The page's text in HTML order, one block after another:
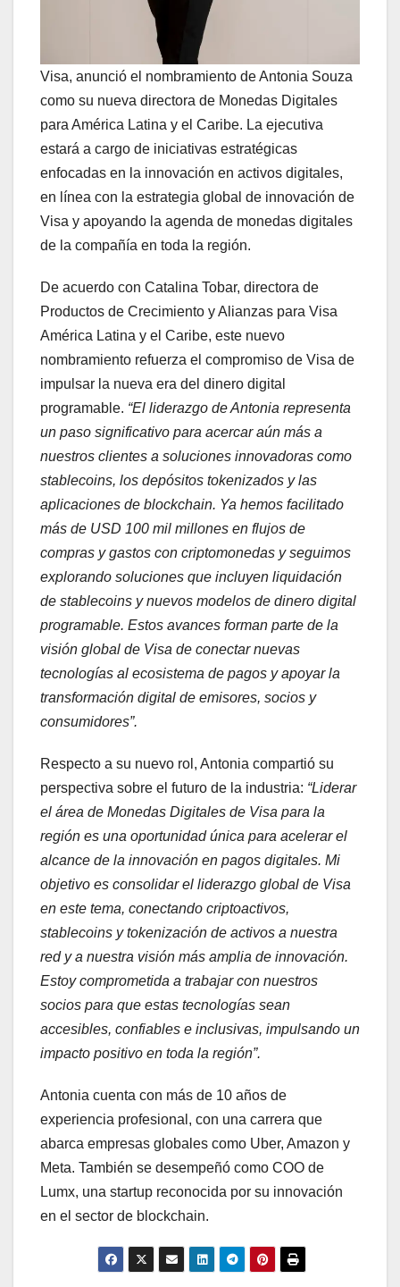
Visa, anunció el nombramiento de Antonia Souza
como su nueva directora de Monedas Digitales
para América Latina y el Caribe. La ejecutiva
estará a cargo de iniciativas estratégicas
enfocadas en la innovación en activos digitales,
en línea con la estrategia global de innovación de
Visa y apoyando la agenda de monedas digitales
de la compañía en toda la región.
De acuerdo con Catalina Tobar, directora de
Productos de Crecimiento y Alianzas para Visa
América Latina y el Caribe, este nuevo
nombramiento refuerza el compromiso de Visa de
impulsar la nueva era del dinero digital
programable. “El liderazgo de Antonia representa
un paso significativo para acercar aún más a
nuestros clientes a soluciones innovadoras como
stablecoins, los depósitos tokenizados y las
aplicaciones de blockchain. Ya hemos facilitado
más de USD 100 mil millones en flujos de
compras y gastos con criptomonedas y seguimos
explorando soluciones que incluyen liquidación
de stablecoins y nuevos modelos de dinero digital
programable. Estos avances forman parte de la
visión global de Visa de conectar nuevas
tecnologías al ecosistema de pagos y apoyar la
transformación digital de emisores, socios y
consumidores”.
Respecto a su nuevo rol, Antonia compartió su
perspectiva sobre el futuro de la industria: “Liderar
el área de Monedas Digitales de Visa para la
región es una oportunidad única para acelerar el
alcance de la innovación en pagos digitales. Mi
objetivo es consolidar el liderazgo global de Visa
en este tema, conectando criptoactivos,
stablecoins y tokenización de activos a nuestra
red y a nuestra visión más amplia de innovación.
Estoy comprometida a trabajar con nuestros
socios para que estas tecnologías sean
accesibles, confiables e inclusivas, impulsando un
impacto positivo en toda la región”.
Antonia cuenta con más de 10 años de
experiencia profesional, con una carrera que
abarca empresas globales como Uber, Amazon y
Meta. También se desempeñó como COO de
Lumx, una startup reconocida por su innovación
en el sector de blockchain.